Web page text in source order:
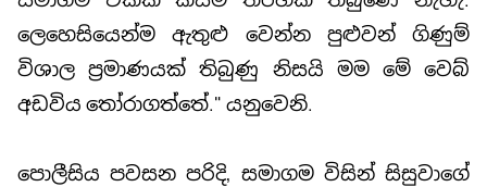
ලෙහෙසියෙන්ම ඇතුළු වෙන්න පුළුවන් ගිණුම්
විශාල ප්‍රමාණයක් තිබුණු නිසයි මම මේ වෙබ්
අඩවිය තෝරාගත්තේ." යනුවෙනි.
පොලීසිය පවසන පරිදි, සමාගම විසින් සිසුවාගේ